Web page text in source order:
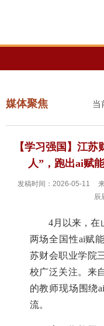
当
媒体聚焦
【学习强国】江
人”，跑出ai赋
发稿时间：2026-05-11
辰
4月以来，在
两场全国性ai赋
苏财会职业学院
校广泛关注。来
的教师现场围绕
流。